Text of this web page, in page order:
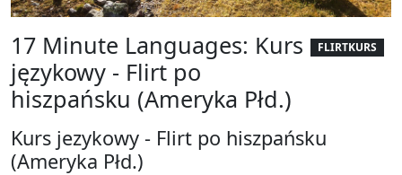
FLIRTKURS
17 Minute Languages: Kurs
językowy - Flirt po
hiszpańsku (Ameryka Płd.)
Kurs jezykowy - Flirt po hiszpańsku
(Ameryka Płd.)